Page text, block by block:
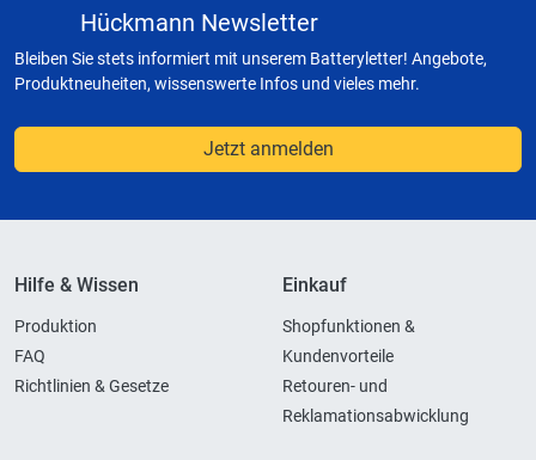
Hückmann Newsletter
Bleiben Sie stets informiert mit unserem Batteryletter! Angebote,
Produktneuheiten, wissenswerte Infos und vieles mehr.
Jetzt anmelden
Hilfe & Wissen
Produktion
FAQ
Richtlinien & Gesetze
Einkauf
Shopfunktionen &
Kundenvorteile
Retouren- und
Reklamationsabwicklung